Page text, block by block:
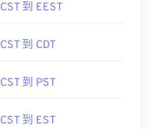
CST 到 EEST
CST 到 CDT
CST 到 PST
CST 到 EST